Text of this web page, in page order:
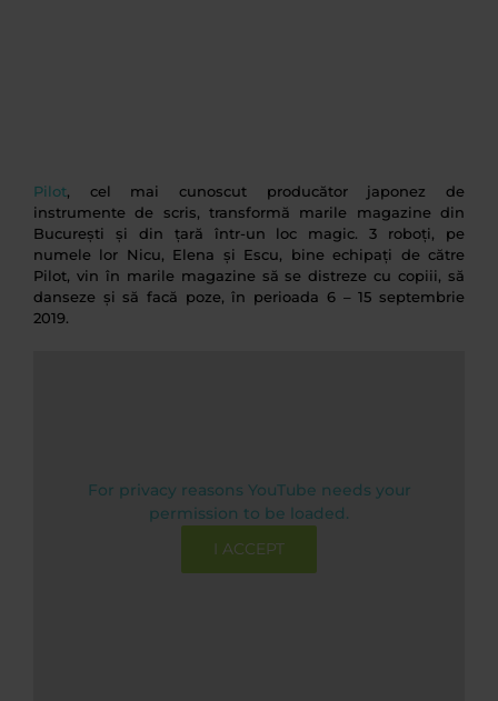
Pilot, cel mai cunoscut producător japonez de
instrumente de scris, transformă marile magazine din
București și din țară într-un loc magic. 3 roboți, pe
numele lor Nicu, Elena și Escu, bine echipați de către
Pilot, vin în marile magazine să se distreze cu copiii, să
danseze și să facă poze, în perioada 6 – 15 septembrie
2019.
For privacy reasons YouTube needs your
permission to be loaded.
I ACCEPT